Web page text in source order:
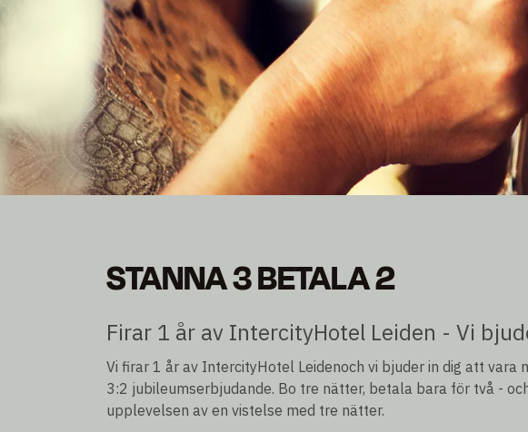
Tre övernattningar för priset av två
STANNA 3 BETALA 2
Firar 1 år av IntercityHotel Leiden - Vi
Vi firar 1 år av IntercityHotel Leidenoch vi bjuder in dig att vara
3:2 jubileumserbjudande. Bo tre nätter, betala bara för två -
upplevelsen av en vistelse med tre nätter.